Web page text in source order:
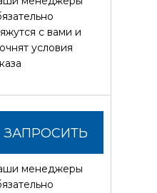
СТОИМОСТЬ
с вами и
условия
ЗАПРОСИТЬ
СТОИМОСТЬ
менеджеры